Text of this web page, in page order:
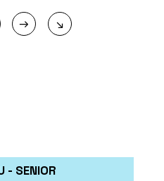
→ ↘
- SENIOR